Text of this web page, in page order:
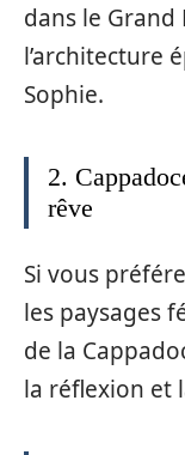
dans le Grand
l’architecture
Sophie.
2.
rêve
Si vous
les paysages
de la
la réflexion et